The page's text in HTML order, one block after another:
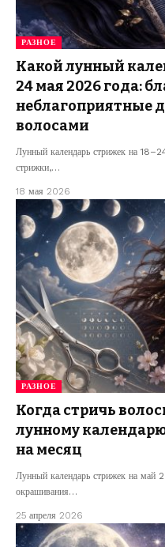
РАЗНОЕ
Какой лунный
24 мая 2026 года:
неблагоприятные
волосами
Лунный календарь стрижек на
стрижки,…
18 мая 2026
РАЗНОЕ
Когда стричь
лунному
на месяц
Лунный календарь стрижек на
окрашивания…
25 апреля 2026